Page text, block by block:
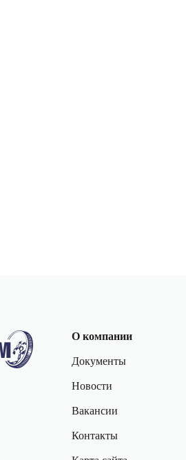
О компании
Документы
Новости
Вакансии
Контакты